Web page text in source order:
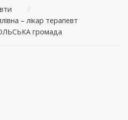
/
– лікар терапевт
громада